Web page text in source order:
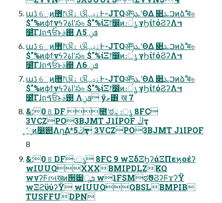
աڈ େֶͷ޻ֶ෦ଔۀ ଔۀݚڀͰ-JTQॲཧܥʹؔΘΔ ૊ࠐܥͷձࣾʹब৬
$"%ͷϕϯνϟʔاۀʹస৬ $"%ίΞ෦෼ͷ։ൃ γϦίϯόϨʔΛ๚
໰ͨ͠Γɺถࠃਓͱ࢓ࣄ Λܦݧ 5
աڈ େֶͷ޻ֶ෦ଔۀ ଔۀݚڀͰ-JTQॲཧܥʹؔΘΔ ૊ࠐܥͷձࣾʹब৬
$"%ͷϕϯνϟʔاۀʹస৬ $"%ίΞ෦෼ͷ։ൃ γϦίϯόϨʔΛ๚
໰ͨ͠Γɺถࠃਓͱ࢓ࣄ Λܦݧ 6
աڈ େֶͷ޻ֶ෦ଔۀ ଔۀݚڀͰ-JTQॲཧܥʹؔΘΔ ૊ࠐܥͷձࣾʹब৬
$"%ͷϕϯνϟʔاۀʹస৬ $"%ίΞ෦෼ͷ։ൃ γϦίϯόϨʔΛ๚
໰ͨ͠Γɺถࠃਓͱ࢓ࣄ Λܦݧ ӳޠ͸ۤख 7
&:0⒏DF ೥ʹಠཱ ։ൃ 8FC
3VCZPO3BJMT J1IPOF ڭҭ
͓٬༷ͷ໰୊Λղܾ͢Δ*5ڭҭ 3VCZPO3BJMT J1IPOF
8
&:0⒏DF։ൃ 8FC 9 wΞδΞϦʔάΞΠεϗοέʔ
wIUUQXXXBMIPDLZKQ
wνʔϜɾબखͷ੒੷ूܭ w1FSMಠࣗϑϨʔϜϫʔΫ
wΞϩϋύʔΫ wIUUQQBSLBMPIB
TUSFFUDPN